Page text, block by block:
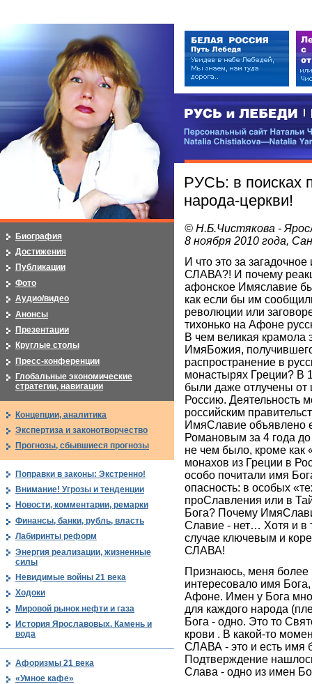
РУСЬ и ЛЕБЕДИ | RUSI —
Персональный сайт Натальи
РУСЬ: в поисках
народа-церкви!
© Н.Б.Чистякова -
8 ноября 2010 года,
И что это за
СЛАВА?! И почему
афонское Имяславие
как если бы им
революции или
тихонько на Афоне
В чем великая крамола
ИмяБожия,
распространение в
монастырях Греции? В
были даже отлучены от
Россию. Деятельность
российским
ИмяСлавие объявлено
Романовым за 4 года
не чем было, кроме как
монахов из Греции в
особо почитали имя
опасность: в особых
проСлавления или в
Бога? Почему
Славие - нет… Хотя и в
случае ключевым и
СЛАВА!
Признаюсь, меня более
интересовало имя
Афоне. Имен у Бога
для каждого народа
Бога - одно. Это то
крови . В какой-то
СЛАВА - это и есть имя
Подтверждение
Слава - одно из имен
Биография
Достижения
Публикации
Фото
Аудио/видео
Анонсы
Презентации
Круглые столы
Пресс-конференции
Глобальные экономические
стратегии, навигации
Концепции, аналитика
Экспертиза и законотворчество
Прогнозы, сбывшиеся прогнозы
Поправки в законы: Экстренно!
Внимание! Угрозы и тенденции
Новости, комментарии, ремарки
Финансы, банки, рубль, власть
Лабиринты реформ
Энергия реализации, жизненные
силы
Невидимые войны 21 века
Ходоки
Мировой рынок нефти и газа
История Ярославовых. Камень и
вода
Афоризмы 21 века
«Умное кафе»